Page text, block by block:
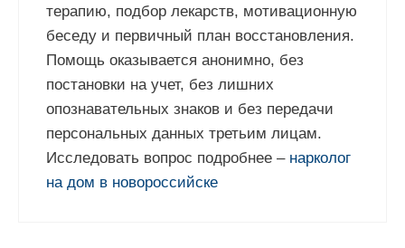
терапию, подбор лекарств, мотивационную
беседу и первичный план восстановления.
Помощь оказывается анонимно, без
постановки на учет, без лишних
опознавательных знаков и без передачи
персональных данных третьим лицам.
Исследовать вопрос подробнее – нарколог
на дом в новороссийске